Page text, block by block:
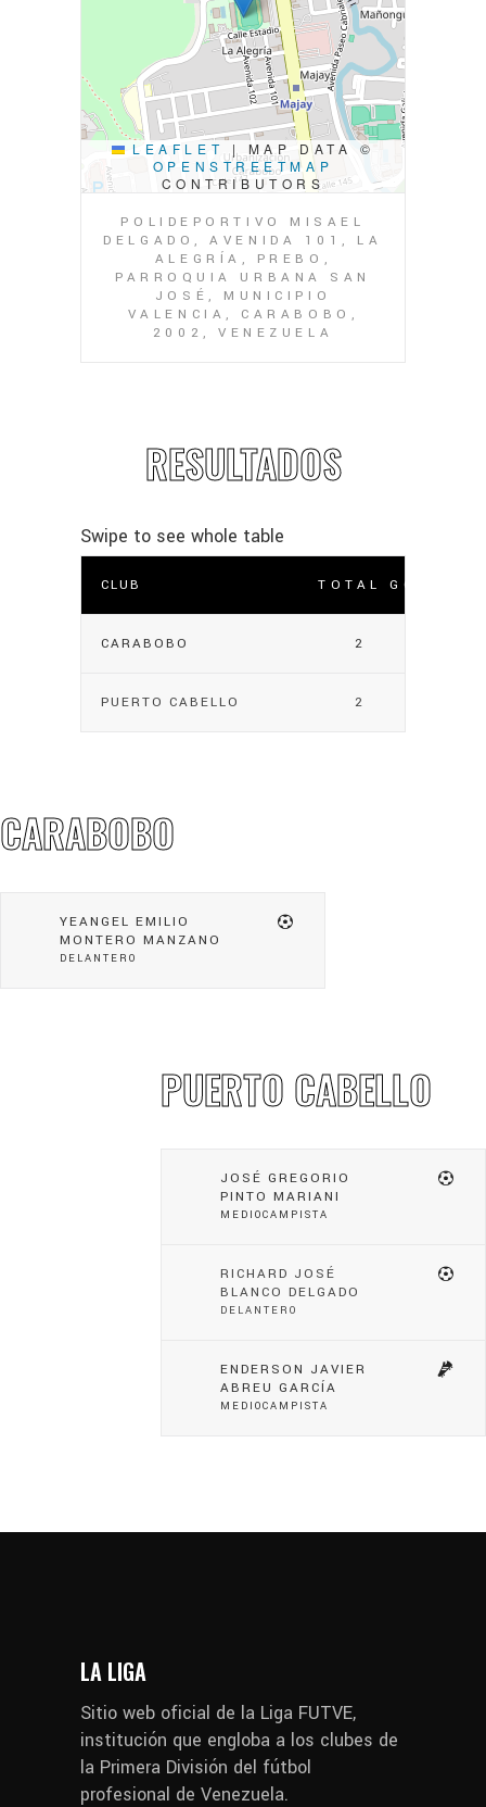
LEAFLET |
MAP DATA ©
OPENSTREETMAP
CONTRIBUTORS
POLIDEPORTIVO MISAEL
DELGADO, AVENIDA 101, LA
ALEGRÍA, PREBO,
PARROQUIA URBANA SAN
JOSÉ, MUNICIPIO
VALENCIA, CARABOBO,
2002, VENEZUELA
RESULTADOS
CLUB TOTAL GOLES
CARABOBO 2
PUERTO CABELLO 2
CARABOBO
YEANGEL EMILIO
MONTERO MANZANO
DELANTERO
PUERTO CABELLO
JOSÉ GREGORIO
PINTO MARIANI
MEDIOCAMPISTA
RICHARD JOSÉ
BLANCO DELGADO
DELANTERO
ENDERSON JAVIER
ABREU GARCÍA
MEDIOCAMPISTA
LA LIGA
Sitio web oficial de la Liga FUTVE,
institución que engloba a los clubes de
la Primera División del fútbol
profesional de Venezuela.